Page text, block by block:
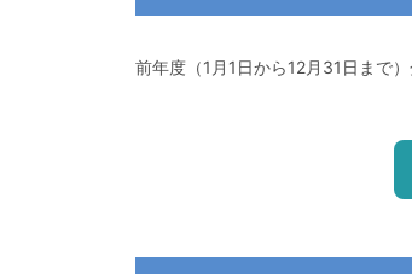
前年度（1月1日から12月31日まで